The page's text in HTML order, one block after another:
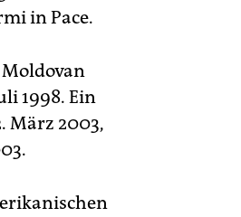
in Pace.
1998. Ein
März 2003,